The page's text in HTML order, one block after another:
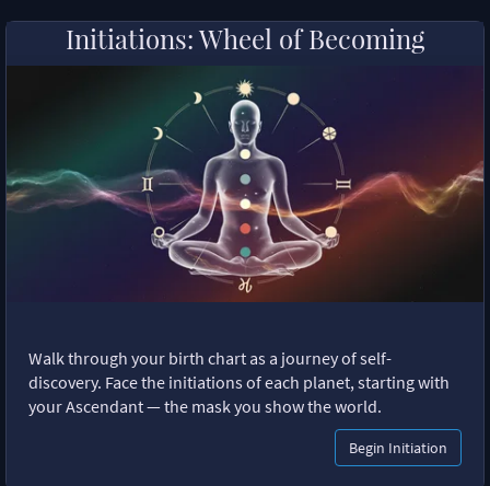
Initiations: Wheel of Becoming
Walk through your birth chart as a journey of self-
discovery. Face the initiations of each planet, starting with
your Ascendant — the mask you show the world.
Begin Initiation